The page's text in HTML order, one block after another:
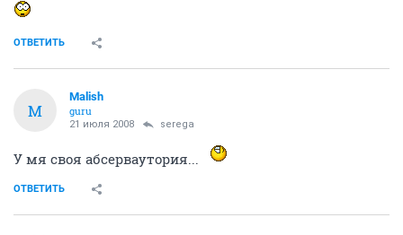
ОТВЕТИТЬ
M
Malish
guru
21 июля 2008 serega
У мя своя абсерваутория...
ОТВЕТИТЬ